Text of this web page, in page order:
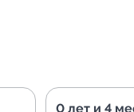
0 лет и 4